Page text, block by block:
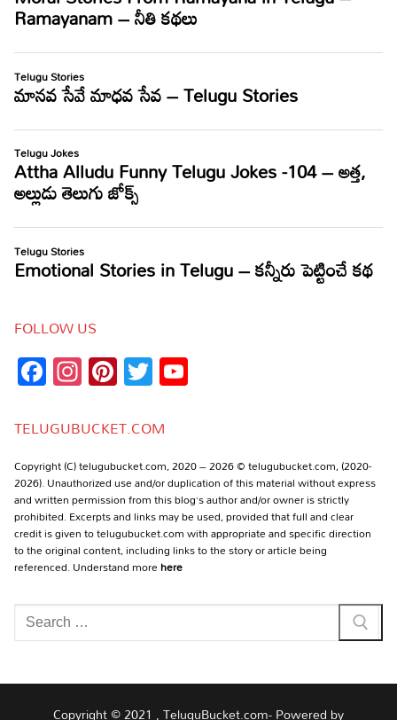
FOLLOW US
Facebook
Instagram
Pinterest
Twitter
TELUGUBUCKET.COM
Copyright (C) telugubucket.com, 2020 – 2026 © telugubucket.com, (2020-
2026). Unauthorized use and/or duplication of this material without express
and written permission from this blog’s author and/or owner is strictly
prohibited. Excerpts and links may be used, provided that full and clear
credit is given to telugubucket.com with appropriate and specific direction
to the original content, including links to the story or article being
referenced. Understand morehere
Search
for:
Copyright © 2021 , TeluguBucket.com- Powered by